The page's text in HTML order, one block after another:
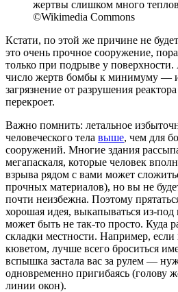
жертвы слишком много
©Wikimedia Commons
Кстати, по этой же причине не
это очень прочное сооружение,
только при подрыве у
число жертв бомбы к минимуму — и
загрязнение от разрушения
перекроет.
Важно помнить: летальное
человеческого тела выше, чем для
сооружений. Многие здания
мегапаскаля, которые человек
взрыва рядом с вами может
прочных материалов), но вы не
почти неизбежна. Поэтому
хорошая идея, выкапываться из-под
может быть не так-то просто. Куда
складки местности. Например, если
кюветом, лучше всего броситься
вспышка застала вас за рулем —
одновременно пригибаясь (голову
линии окон).